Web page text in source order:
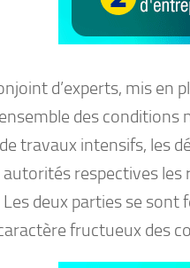
d’experts, mis en
des
travaux intensifs, les
respectives
Les deux parties se sont
fructueux des